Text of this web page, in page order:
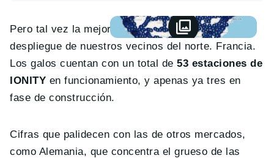
Pero tal vez la mejor comparación sea con el
despliegue de nuestros vecinos del norte. Francia.
Los galos cuentan con un total de53 estaciones de
IONITY en funcionamiento, y apenas ya tres en
fase de construcción.
Cifras que palidecen con las de otros mercados,
como Alemania, que concentra el grueso de las